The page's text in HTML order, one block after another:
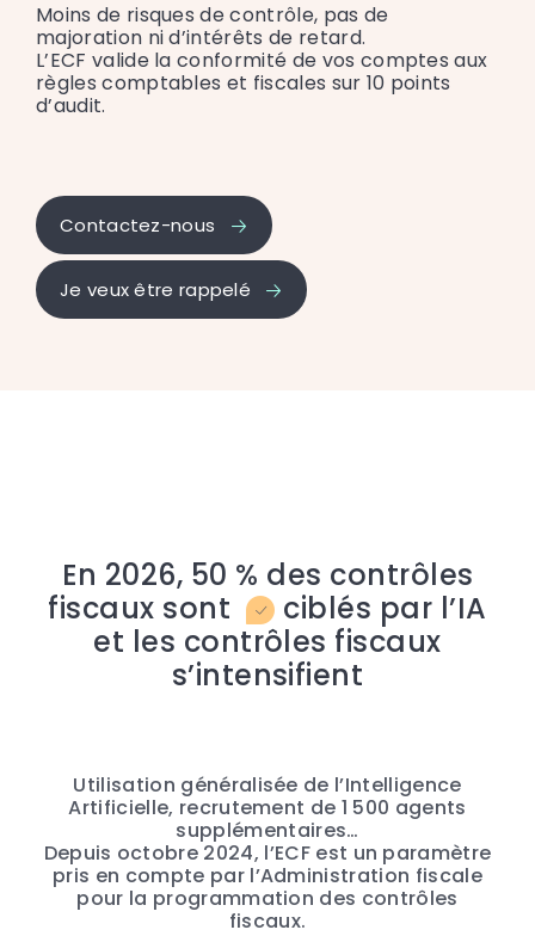
Moins de risques de contrôle, pas de
majoration ni d’intérêts de retard.
L’ECF valide la conformité de vos comptes aux
règles comptables et fiscales sur 10 points
d’audit.
Contactez-nous
Je veux être rappelé
En 2026, 50 % des contrôles
fiscaux sont
ciblés par l’IA
et les contrôles fiscaux
s’intensifient
Utilisation généralisée de l’Intelligence
Artificielle, recrutement de 1 500 agents
supplémentaires…
Depuis octobre 2024, l’ECF est un paramètre
pris en compte par l’Administration fiscale
pour la programmation des contrôles
fiscaux.